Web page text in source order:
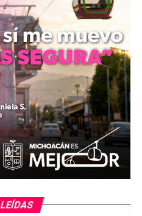
al TEPJF, órgano
la imparcialidad jurídica en
también hizo
actual, citando
administración de la
niveles de aprobación del
de voto para el partido
senador concluyó su
su voto a favor del
la reforma asegura la